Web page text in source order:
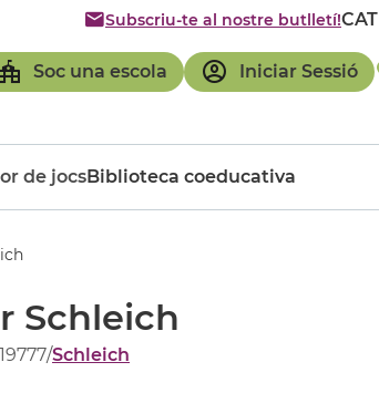
Soc una escola Iniciar Sessió
Subscriu-te al nostre butlletí!CAT
de jocsBiblioteca coeducativa
Schleich
/Schleich